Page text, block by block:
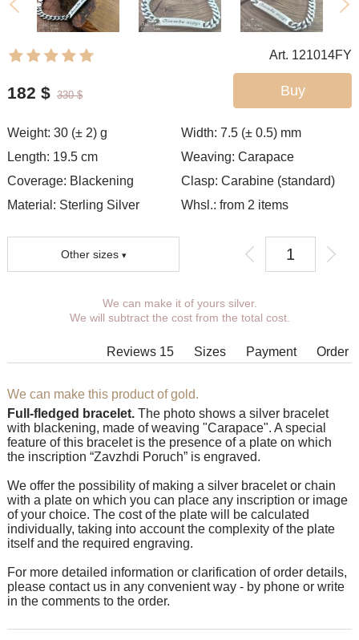
Art. 121014FY
Buy
182 $ 330 $
Weight: 30 (± 2) g Width:7.5 (± 0.5) mm
Length: 19.5 cm Weaving:Carapace
Coverage: Blackening Clasp:Carabine (standard)
Material: Sterling Silver
Whsl.: from 2 items
Other sizes
You can choose coverage, weight,
length, width, clasp.
width, length and weight cannot be
We can make it of yours silver.
We will subtract the cost from the total cost.
Reviews 15 Order
Payment
Sizes
We can make this product of gold.
Full-fledged bracelet. The photo shows a silver bracelet
with blackening, made of weaving "Carapace". A special
feature of this bracelet is the presence of a plate on which
the inscription “Zavzhdi Poruch” is engraved.
We offer the possibility of making a silver bracelet or chain
with a plate on which you can place any inscription or image
of your choice. The cost of the plate will be calculated
individually, taking into account the complexity of the plate
itself and the required engraving.
For more detailed information or clarification of order details,
please contact us in any convenient way - by phone or write
in the comments to the order.